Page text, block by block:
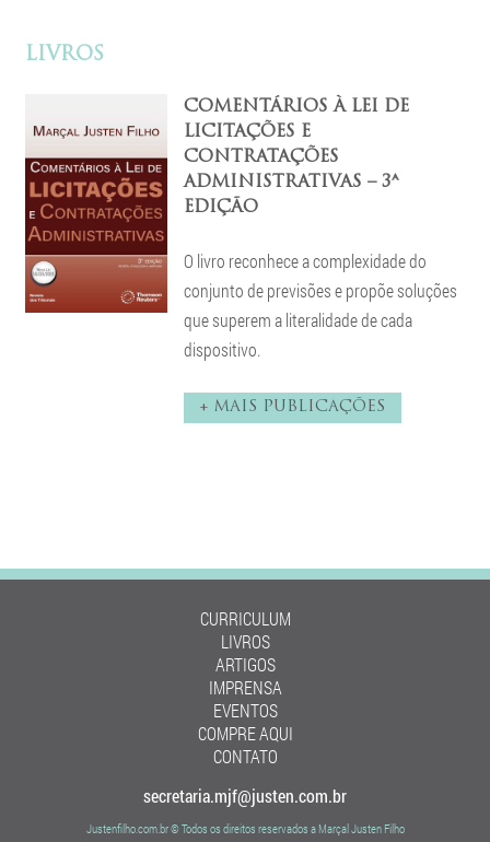
LIVROS
COMENTÁRIOS À LEI DE
LICITAÇÕES E
CONTRATAÇÕES
ADMINISTRATIVAS – 3ª
EDIÇÃO
O livro reconhece a complexidade do
conjunto de previsões e propõe soluções
que superem a literalidade de cada
dispositivo.
+ MAIS PUBLICAÇÕES
CURRICULUM
LIVROS
ARTIGOS
IMPRENSA
EVENTOS
COMPRE AQUI
CONTATO
secretaria.mjf@justen.com.br
Justenfilho.com.br © Todos os direitos reservados a Marçal Justen Filho